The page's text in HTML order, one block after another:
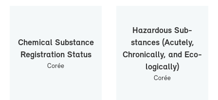
Che­mi­cal Sub­stance
Re­gis­tra­tion Sta­tus
Co­rée
Ha­zar­dous Sub­
stances (Acu­te­ly,
Chro­ni­cal­ly, and Eco­
lo­gi­cal­ly)
Co­rée